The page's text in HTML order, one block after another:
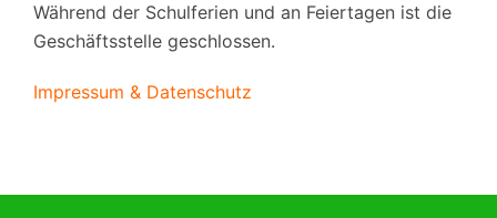
Während der Schulferien und an Feiertagen ist die
Geschäftsstelle geschlossen.
Impressum & Datenschutz